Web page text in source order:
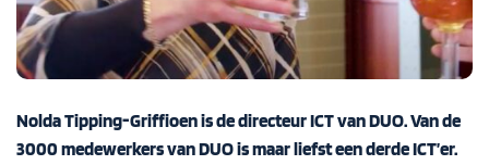
NoldaTipping-Griffioen is de directeur ICT van DUO. Van de
3000 medewerkers van DUO ismaar liefsteenderde ICT’er.